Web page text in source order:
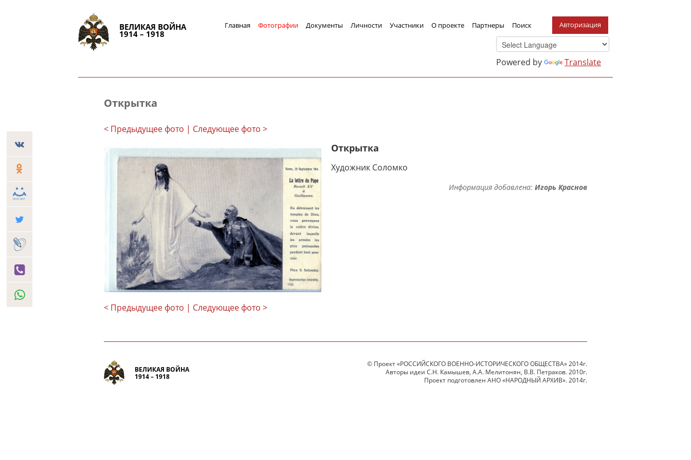
ВЕЛИКАЯ ВОЙНА
1914 – 1918
Главная Фотографии Документы Личности Участники О проекте Партнеры Поиск Авторизация
Powered by Translate
Открытка
< Предыдущее фото | Следующее фото >
< Предыдущее фото | Следующее фото >
Открытка
Художник Соломко
Информация добавлена: Игорь Краснов
ВЕЛИКАЯ ВОЙНА
1914 – 1918
© Проект «РОССИЙСКОГО ВОЕННО-ИСТОРИЧЕСКОГО ОБЩЕСТВА» 2014г.
Авторы идеи С.Н. Камышев, А.А. Мелитонян, В.В. Петраков. 2010г.
Проект подготовлен АНО «НАРОДНЫЙ АРХИВ». 2014г.